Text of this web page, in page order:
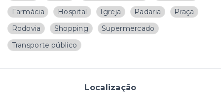
Farmácia
Hospital Igreja Padaria
Praça
Rodovia
Shopping
Supermercado
Transporte público
Localização